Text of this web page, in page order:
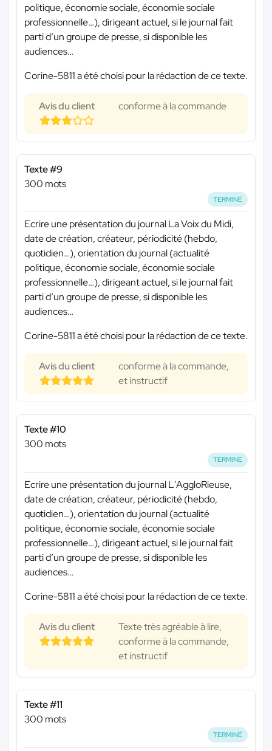
politique, économie sociale, économie sociale
professionnelle…), dirigeant actuel, si le journal fait
parti d’un groupe de presse, si disponible les
audiences…
Corine-5811 a été choisi pour la rédaction de ce texte.
Avis du client conforme à la commande
Texte #9
300 mots
TERMINÉ
Ecrire une présentation du journal La Voix du Midi,
date de création, créateur, périodicité (hebdo,
quotidien…), orientation du journal (actualité
politique, économie sociale, économie sociale
professionnelle…), dirigeant actuel, si le journal fait
parti d’un groupe de presse, si disponible les
audiences…
Corine-5811 a été choisi pour la rédaction de ce texte.
Avis du client
conforme à la commande,
et instructif
Texte #10
300 mots
TERMINÉ
Ecrire une présentation du journal L'AggloRieuse,
date de création, créateur, périodicité (hebdo,
quotidien…), orientation du journal (actualité
politique, économie sociale, économie sociale
professionnelle…), dirigeant actuel, si le journal fait
parti d’un groupe de presse, si disponible les
audiences…
Corine-5811 a été choisi pour la rédaction de ce texte.
Avis du client
Texte très agréable à lire,
conforme à la commande,
et instructif
Texte #11
300 mots
TERMINÉ